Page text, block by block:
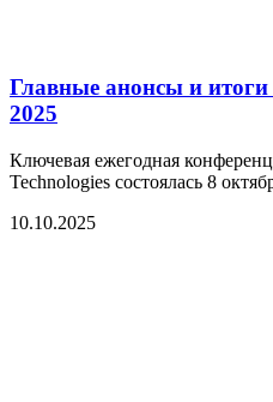
Главные анонсы и
2025
Ключевая ежегодная
Technologies состоялась 8
10.10.2025